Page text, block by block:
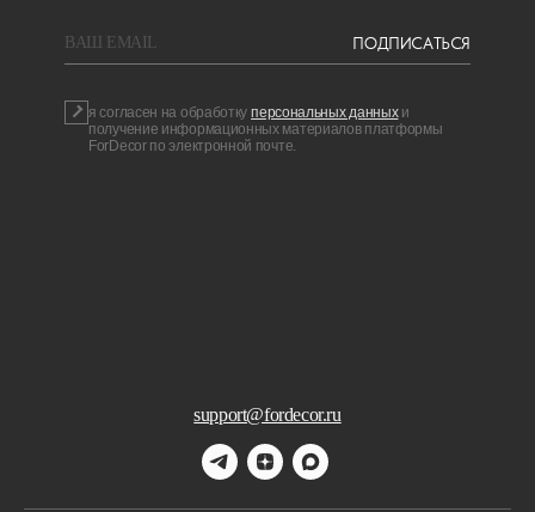
support@fordecor.ru
BAШ EMAIL ПОДПИСАТЬСЯ
я согласен на обработку персональных данных и
получение информационных материалов платформы
ForDecor по электронной почте.